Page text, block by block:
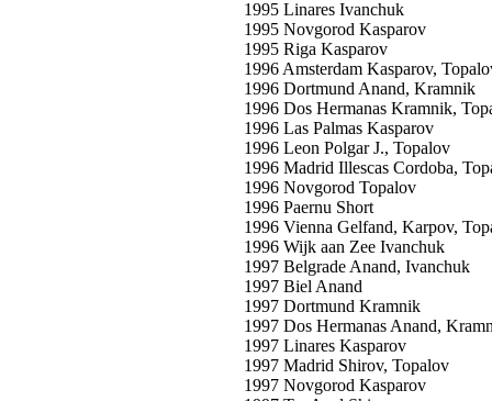
1995 Linares Ivanchuk
1995 Novgorod Kasparov
1995 Riga Kasparov
1996 Amsterdam Kasparov,
1996 Dortmund Anand, Kramnik
1996 Dos Hermanas Kramnik,
1996 Las Palmas Kasparov
1996 Leon Polgar J., Topalov
1996 Madrid Illescas Cordoba,
1996 Novgorod Topalov
1996 Paernu Short
1996 Vienna Gelfand, Karpov,
1996 Wijk aan Zee Ivanchuk
1997 Belgrade Anand, Ivanchuk
1997 Biel Anand
1997 Dortmund Kramnik
1997 Dos Hermanas Anand,
1997 Linares Kasparov
1997 Madrid Shirov, Topalov
1997 Novgorod Kasparov